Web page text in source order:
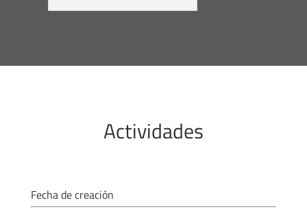
Actividades
Fecha de creación